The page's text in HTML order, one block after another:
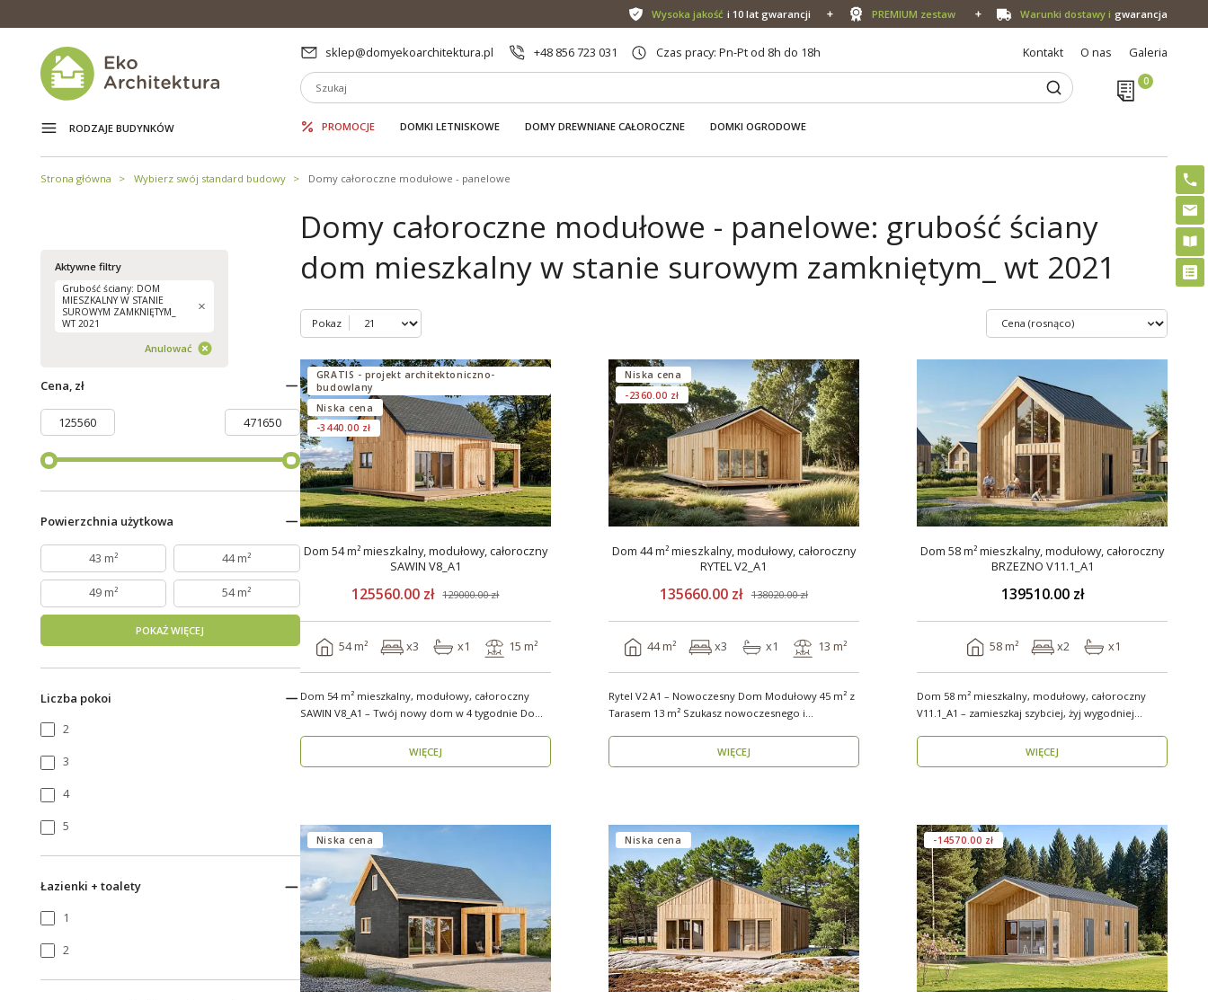
Wysoka jakość i 10 lat gwarancji PREMIUM zestaw Warunki dostawy i gwarancja
sklep@domyekoarchitektura.pl +48 856 723 031 Czas pracy: Pn-Pt od 8h do 18h Kontakt O nas Galeria
RODZAJE BUDYNKÓW PROMOCJE DOMKI LETNISKOWE DOMY DREWNIANE CAŁOROCZNE DOMKI OGRODOWE
Strona główna Wybierz swój standard budowy Domy całoroczne modułowe - panelowe
Aktywne filtry
Grubość ściany: DOM
MIESZKALNY W STANIE
SUROWYM ZAMKNIĘTYM_
WT 2021
Anulować
Cena, zł
Powierzchnia użytkowa
43 m² 44 m²
49 m² 54 m²
POKAŻ WIĘCEJ
Liczba pokoi
2
3
4
5
Łazienki + toalety
1
2
Domy całoroczne modułowe - panelowe: grubość ściany
dom mieszkalny w stanie surowym zamkniętym_ wt 2021
Pokaz
GRATIS - projekt architektoniczno-
budowlany
Niska cena
-3440.00 zł
Dom 54 m² mieszkalny, modułowy, całoroczny
SAWIN V8_A1
125560.00 zł 129000.00 zł
54 m² x3 x1 15 m²
Dom 54 m² mieszkalny, modułowy, całoroczny
SAWIN V8_A1 – Twój nowy dom w 4 tygodnie Domy
WIĘCEJ
Niska cena
-2360.00 zł
Dom 44 m² mieszkalny, modułowy, całoroczny
RYTEL V2_A1
135660.00 zł 138020.00 zł
44 m² x3 x1 13 m²
Rytel V2 A1 – Nowoczesny Dom Modułowy 45 m² z
Tarasem 13 m² Szukasz nowoczesnego i
WIĘCEJ
Dom 58 m² mieszkalny, modułowy, całoroczny
BRZEZNO V11.1_A1
139510.00 zł
58 m² x2 x1
Dom 58 m² mieszkalny, modułowy, całoroczny
V11.1_A1 – zamieszkaj szybciej, żyj wygodniej
WIĘCEJ
Niska cena Niska cena -14570.00 zł